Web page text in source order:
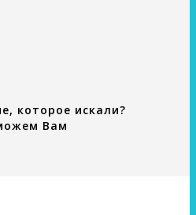
которое искали?
Вам